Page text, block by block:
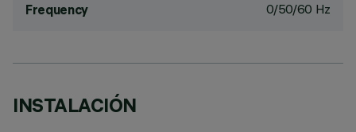
Frequency 0/50/60 Hz
INSTALACIÓN